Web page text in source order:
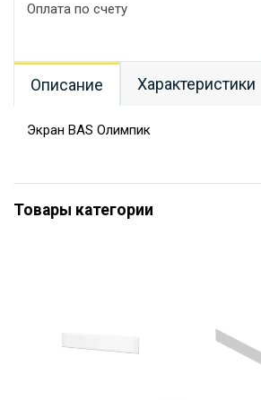
Оплата по счету
Описание Характеристики
Экран BAS Олимпик
Товары категории